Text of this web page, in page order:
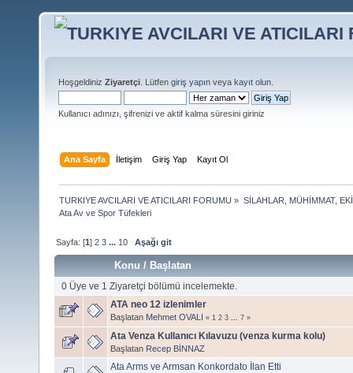
Hoşgeldiniz Ziyaretçi . Lütfen giriş yapın veya kayıt olun
Kullanıcı adınızı, şifrenizi ve aktif kalma süresini giriniz
Ana Sayfa İletişim Giriş Yap Kayıt Ol
TURKIYE AVCILARI VE ATICILARI FORUMU » SİLAHLAR, MÜHİMMAT,
Ata Av ve Spor Tüfekleri
Sayfa: [1]2 3 ... 10 Aşağı git
Konu /Başlatan
0 Üye ve 1 Ziyaretçi bölümü incelemekte.
ATA neo 12 izlenimler
Başlatan Mehmet OVALI « 1 2 3 7 »
Ata Venza Kullanıcı Kılavuzu (venza kurma kolu)
Başlatan Recep BİNNAZ
Ata Arms ve Armsan Konkordato İlan Etti